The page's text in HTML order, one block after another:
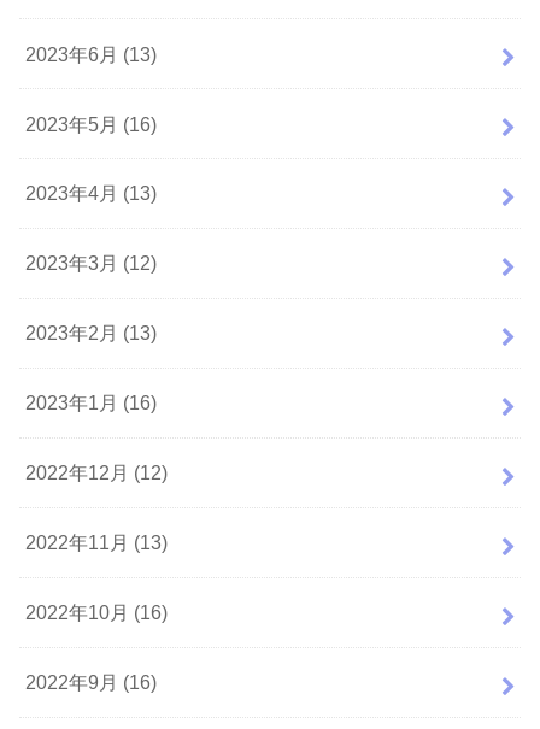
2023年6月 (13)
2023年5月 (16)
2023年4月 (13)
2023年3月 (12)
2023年2月 (13)
2023年1月 (16)
2022年12月 (12)
2022年11月 (13)
2022年10月 (16)
2022年9月 (16)